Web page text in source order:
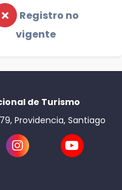
Registro no
vigente
de Turismo
Providencia, Santiago